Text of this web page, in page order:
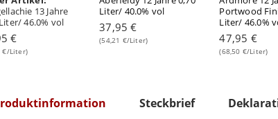
13 Jahre
46.0% vol
€
€/Liter)
Liter/ 40.0% vol
37,95 €
(54,21 €/Liter)
Portwood
Liter/ 46.0%
47,95 €
(68,50 €/Liter)
Steckbrief